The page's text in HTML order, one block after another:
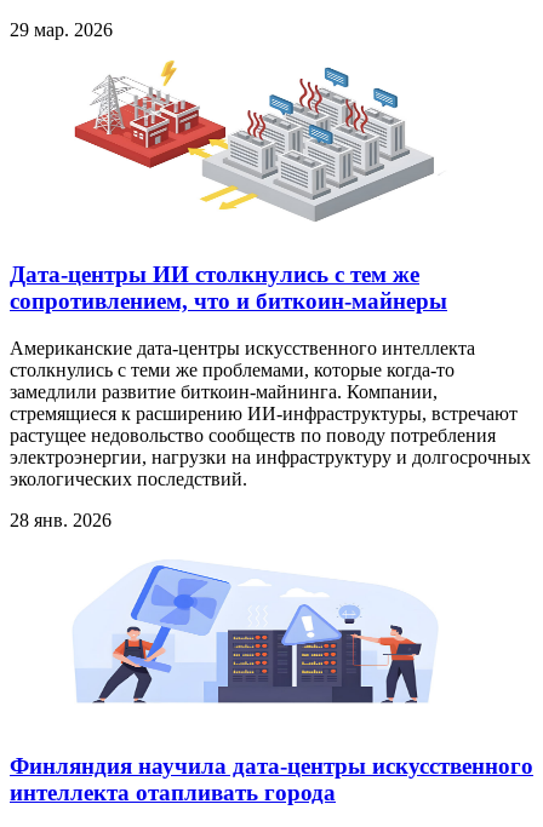
29 мар. 2026
Дата-центры ИИ столкнулись с тем же
сопротивлением, что и биткоин-майнеры
Американские дата-центры искусственного интеллекта
столкнулись с теми же проблемами, которые когда-то
замедлили развитие биткоин-майнинга. Компании,
стремящиеся к расширению ИИ-инфраструктуры, встречают
растущее недовольство сообществ по поводу потребления
электроэнергии, нагрузки на инфраструктуру и долгосрочных
экологических последствий.
28 янв. 2026
Финляндия научила дата-центры искусственного
интеллекта отапливать города